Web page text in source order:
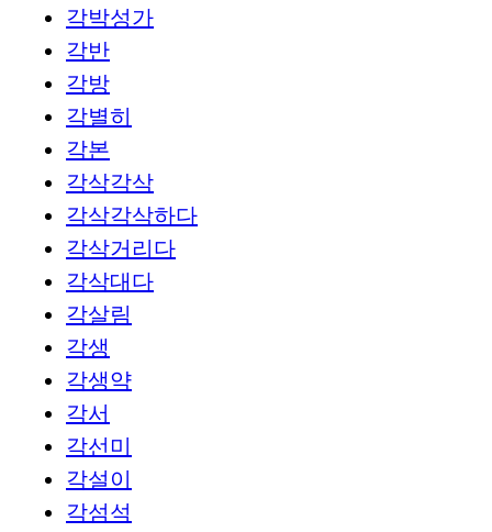
각박성가
각반
각방
각별히
각본
각삭각삭
각삭각삭하다
각삭거리다
각삭대다
각살림
각생
각생약
각서
각선미
각설이
각섬석